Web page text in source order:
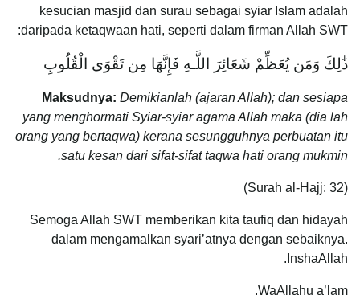
kesucian masjid dan surau sebagai syiar Islam adalah
daripada ketaqwaan hati, seperti dalam firman Allah SWT:
ذَٰلِكَ وَمَن يُعَظِّمْ شَعَائِرَ اللَّـهِ فَإِنَّهَا مِن تَقْوَى الْقُلُوبِ
Maksudnya: Demikianlah (ajaran Allah); dan sesiapa
yang menghormati Syiar-syiar agama Allah maka (dia lah
orang yang bertaqwa) kerana sesungguhnya perbuatan itu
satu kesan dari sifat-sifat taqwa hati orang mukmin.
(Surah al-Hajj: 32)
Semoga Allah SWT memberikan kita taufiq dan hidayah
dalam mengamalkan syari’atnya dengan sebaiknya.
InshaAllah.
WaAllahu a’lam.